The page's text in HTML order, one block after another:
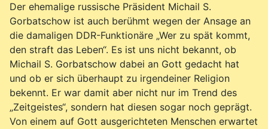
Der ehemalige russische Präsident Michail S.
Gorbatschow ist auch berühmt wegen der Ansage an
die damaligen DDR-Funktionäre „Wer zu spät kommt,
den straft das Leben“. Es ist uns nicht bekannt, ob
Michail S. Gorbatschow dabei an Gott gedacht hat
und ob er sich überhaupt zu irgendeiner Religion
bekennt. Er war damit aber nicht nur im Trend des
„Zeitgeistes“, sondern hat diesen sogar noch geprägt.
Von einem auf Gott ausgerichteten Menschen erwartet